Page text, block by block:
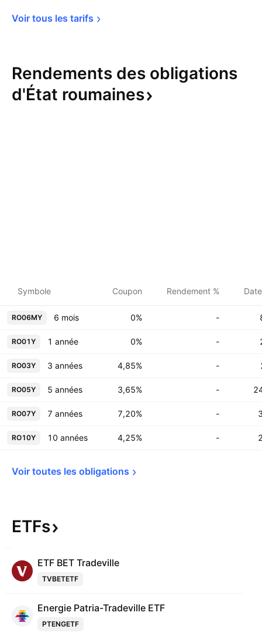
Voir tous les tarifs
Rendements des obligations
d'État roumaines
Symbole Coupon Rendement %
RO06MY 6 mois 0% -
RO01Y 1 année 0% -
RO03Y 3 années 4,85% -
RO05Y 5 années 3,65% -
RO07Y 7 années 7,20% -
RO10Y 10 années 4,25% -
Voir toutes les obligations
ETFs
ETF BET Tradeville
TVBETETF
Energie Patria-Tradeville ETF
PTENGETF